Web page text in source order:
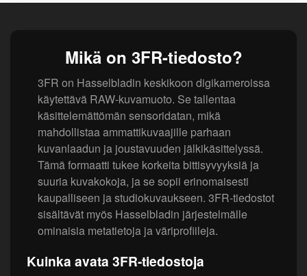
Mikä on 3FR-tiedosto?
3FR on Hasselbladin keskikoon digikameroissa
käytettävä RAW-kuvamuoto. Se tallentaa
käsittelemättömän sensoridatan, mikä
mahdollistaa ammattikuvaajille parhaan
kuvanlaadun ja joustavuuden jälkikäsittelyssä.
Tämä formaatti tukee korkeita bittisyvyyksiä ja
suuria kuvakokoja, ja se sopii erinomaisesti
kaupalliseen ja studiokuvaukseen. 3FR-tiedostot
sisältävät myös Hasselbladin järjestelmälle
ominaisia metatietoja ja väriprofiileja.
Kuinka avata 3FR-tiedostoja